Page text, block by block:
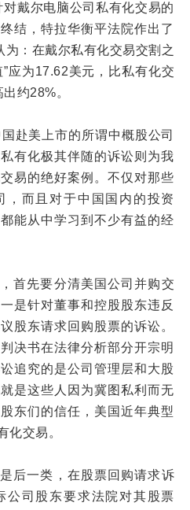
戴尔电脑公司私有化交易的
结，特拉华衡平法院作出了
：在戴尔私有化交易交割之
应为17.62美元，比私有化交
约28%。
赴美上市的所谓中概股公司
有化极其伴随的诉讼则为我
易的绝好案例。不仅对那些
，而且对于中国国内的投资
能从中学习到不少有益的经
首先要分清美国公司并购交
是针对董事和控股股东违反
股东请求回购股票的诉讼。
决书在法律分析部分开宗明
追究的是公司管理层和大股
是这些人因为冀图私利而无
东们的信任，美国近年典型
化交易。
后一类，在股票回购请求诉
公司股东要求法院对其股票